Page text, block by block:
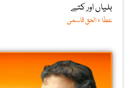
بلیاں اور کتے
عطا ء الحق قاسمی